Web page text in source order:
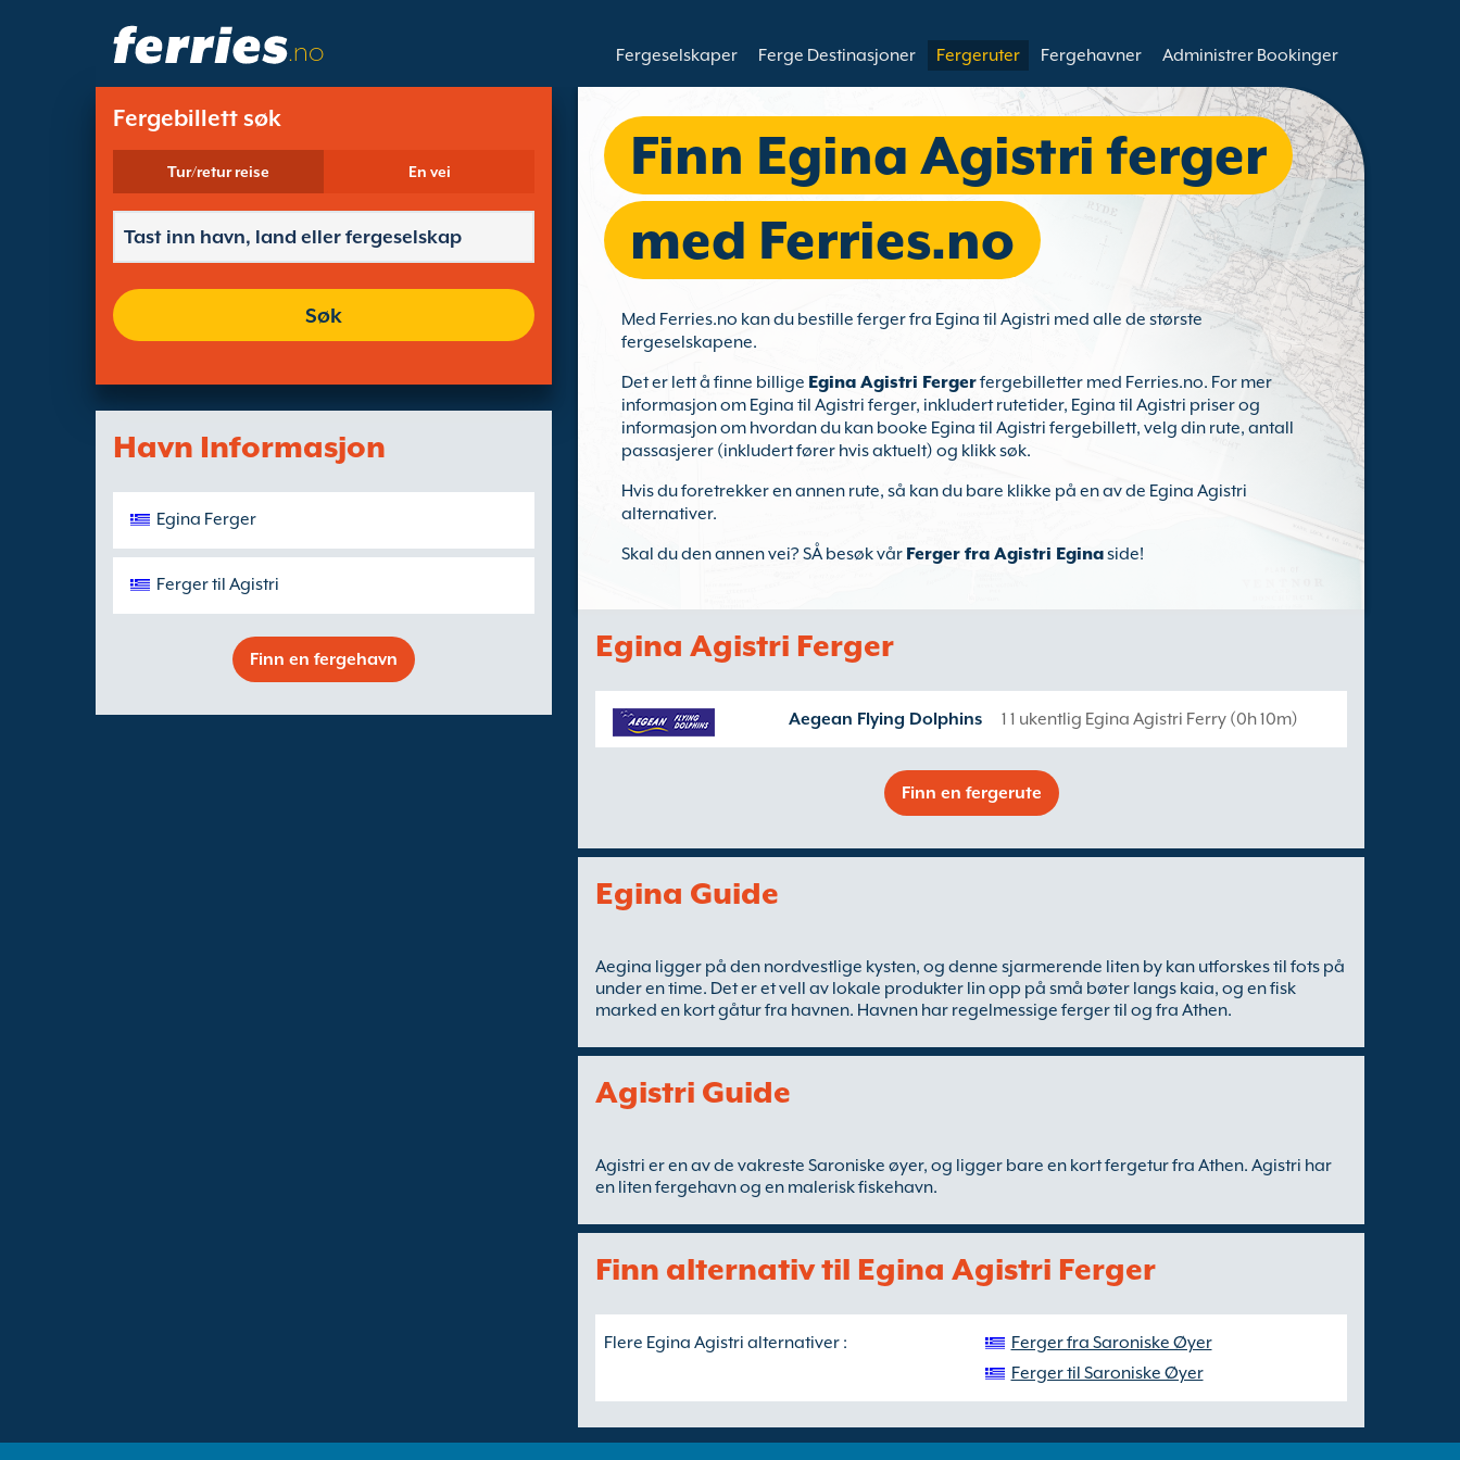
.no Fergeselskaper Ferge Destinasjoner Fergeruter Fergehavner Administrer Bookinger
Fergebillett søk
Tur/retur reise En vei
Søk
Havn Informasjon
Egina Ferger
Ferger til Agistri
Finn en fergehavn
Finn Egina Agistri ferger
med Ferries.no
Med Ferries.no kan du bestille ferger fra Egina til Agistri med alle de største
fergeselskapene.
Det er lett å finne billige Egina Agistri Fergerfergebilletter med Ferries.no. For mer
informasjon om Egina til Agistri ferger, inkludert rutetider, Egina til Agistri priser og
informasjon om hvordan du kan booke Egina til Agistri fergebillett, velg din rute, antall
passasjerer (inkludert fører hvis aktuelt) og klikk søk.
Hvis du foretrekker en annen rute, så kan du bare klikke på en av de Egina Agistri
alternativer.
Skal du den annen vei? SÅ besøk vår Ferger fra Agistri Eginaside!
Egina Agistri Ferger
Aegean Flying Dolphins 1 1 ukentlig Egina Agistri Ferry (0h 10m)
Finn en fergerute
Egina Guide
Aegina ligger på den nordvestlige kysten, og denne sjarmerende liten by kan utforskes til fots på
under en time. Det er et vell av lokale produkter lin opp på små bøter langs kaia, og en fisk
marked en kort gåtur fra havnen. Havnen har regelmessige ferger til og fra Athen.
Agistri Guide
Agistri er en av de vakreste Saroniske øyer, og ligger bare en kort fergetur fra Athen. Agistri har
en liten fergehavn og en malerisk fiskehavn.
Finn alternativ til Egina Agistri Ferger
Flere Egina Agistri alternativer :
Ferger fra Saroniske Øyer
Ferger til Saroniske Øyer